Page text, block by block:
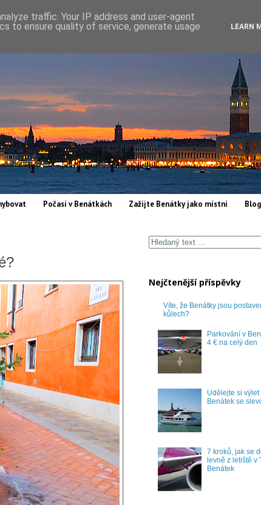
Počasí v Benátkách Zažijte Benátky jako místní Blog
Nejčtenější příspěvky
Víte, že Benátky jsou
kůlech?
Parkování v
4 € na celý den
Udělejte si
Benátek se
7 kroků, jak se
levně z letiště v
Benátek
traffic. Your IP address and user-agent
to ensure quality of service, generate usage
LEARN